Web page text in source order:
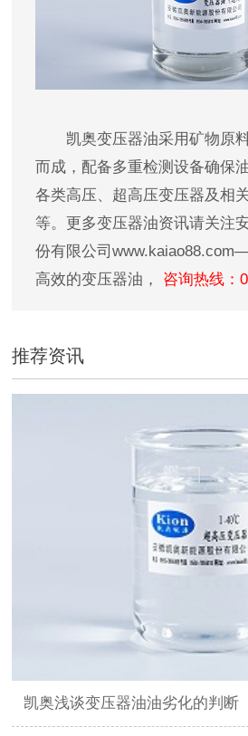
凯奥变压器油采用矿物原
而成，配备多重检测设备确保
各类高压、超高压变压器及相
等。更多变压器油资讯请关注
份有限公司
高效的变压器油 ， 咨询热线：
推荐资讯
凯奥浅谈变压器油油劣化的判断